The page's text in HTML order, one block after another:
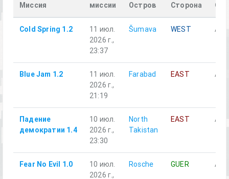
Миссия
миссии
Остров Сторона
Cold Spring 1.2
11 июл.
2026 г.,
23:37
Šumava WEST
Blue Jam 1.2
11 июл.
2026 г.,
21:19
Farabad EAST
Падение
демократии 1.4
10 июл.
2026 г.,
23:30
North
Takistan
EAST
Fear No Evil 1.0
10 июл.
2026 г.,
Rosche GUER